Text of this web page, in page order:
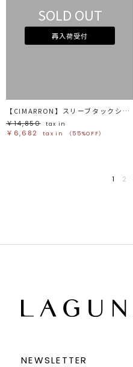
SOLD OUT
再入荷受付
【CIMARRON】スリーブタックショートジャケット
￥14,850
tax in
￥6,682 tax in （55%OFF）
1 2
NEWSLETTER